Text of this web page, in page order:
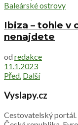
Baleárské ostrovy
Ibiza – tohle v
nenajdete
od redakce
11.1.2023
Před. Další
Vyslapy.cz
Cestovatelský portál.